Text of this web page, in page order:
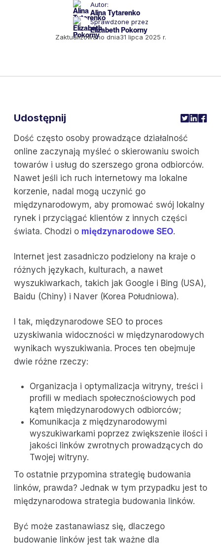
Autor:
Alina Tytarenko
Sprawdzone przez
Elizabeth Pokorny
Zaktualizowano dnia31 lipca 2025 r.
Dość często osoby prowadzące działalność
online zaczynają myśleć o skierowaniu swoich
towarów i usług do szerszego grona odbiorców.
Nawet jeśli ich ruch internetowy ma lokalne
korzenie, nadal mogą uczynić go
międzynarodowym, aby promować swój lokalny
rynek i przyciągać klientów z innych części
świata. Chodzi o międzynarodowe SEO.
Internet jest zasadniczo podzielony na kraje o
różnych językach, kulturach, a nawet
wyszukiwarkach, takich jak Google i Bing (USA),
Baidu (Chiny) i Naver (Korea Południowa).
I tak, międzynarodowe SEO to proces
uzyskiwania widoczności w międzynarodowych
wynikach wyszukiwania. Proces ten obejmuje
dwie różne rzeczy:
Organizacja i optymalizacja witryny, treści i
profili w mediach społecznościowych pod
kątem międzynarodowych odbiorców;
Komunikacja z międzynarodowymi
wyszukiwarkami poprzez zwiększenie ilości i
jakości linków zwrotnych prowadzących do
Twojej witryny.
To ostatnie przypomina strategię budowania
linków, prawda? Jednak w tym przypadku jest to
międzynarodowa strategia budowania linków.
Być może zastanawiasz się, dlaczego
budowanie linków jest tak ważne dla
Udostępnij